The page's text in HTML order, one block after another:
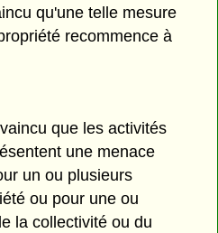
qu'une telle mesure
recommence à
que les activités
une menace
un ou plusieurs
ou pour une ou
la collectivité ou du